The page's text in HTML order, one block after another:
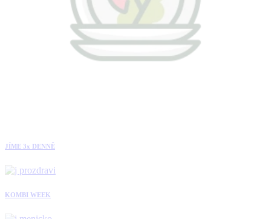
JÍME 3x DENNĚ
KOMBI WEEK